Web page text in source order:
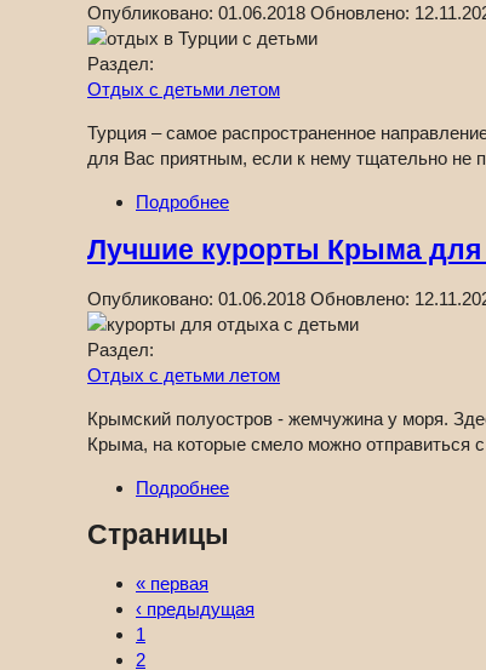
Опубликовано: 01.06.2018 Обновлено:
Раздел:
Отдых с детьми летом
Турция – самое распространенное
для Вас приятным, если к нему тщательно не
Подробнее
Лучшие курорты Крыма для
Опубликовано: 01.06.2018 Обновлено:
Раздел:
Отдых с детьми летом
Крымский полуостров - жемчужина у моря.
Крыма, на которые смело можно отправиться
Подробнее
Страницы
« первая
‹ предыдущая
1
2